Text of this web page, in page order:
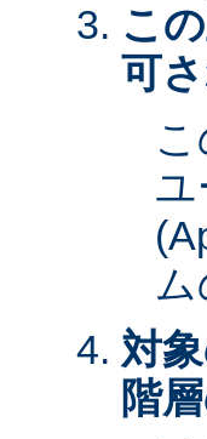
こ
可
対
階